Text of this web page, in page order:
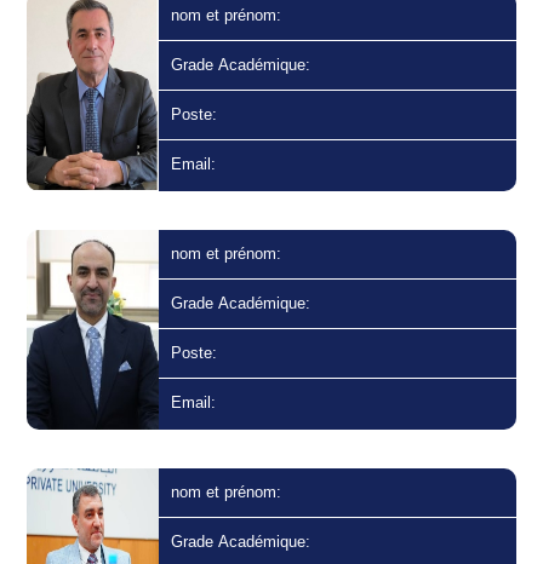
nom et prénom:
Grade Académique:
Poste:
Email:
nom et prénom:
Grade Académique:
Poste:
Email:
nom et prénom:
Grade Académique: